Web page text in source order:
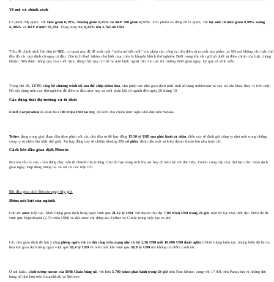
Vĩ mô và chính sách
Cổ phiếu Mỹ giảm, với Dow giảm 0,19%, Nasdaq giảm 0,95% và S&P 500 giảm 0,55%. Trái phiếu và đồng đô la giảm, với lợi suất 10 năm giảm 0,99% xuống
4,106%và DXY ở mức 97,334. Vàng tăng nhẹ 0,43% lên 3.762,48 USD.
Tiêu đề chính sách lớn đến từSEC, cơ quan này đã đề xuất một “miễn trừ đổi mới” cho phép các công ty tiền điện tử ra mắt sản phẩm tại Mỹ mà không cần tuân thủ
đầy đủ các quy định cũ ngay từ đầu. Chủ tịch Paul Atkins cho biết mục tiêu là khuyến khích thử nghiệm DeFi trong khi vẫn giữ nó dưới sự điều chỉnh của luật chứng
khoán. Nếu được thông qua vào cuối năm, động thái này có thể là một bước ngoặt lớn cho các thị trường DeFi giao ngay, ký quỹ và vĩnh viễn.
Trong khi đó, CFTC công bố chương trình tài sản thế chấp token hóa, cho phép các nhà giao dịch phái sinh sử dụng stablecoin và các tài sản khác thay vì tiền mặt.
Nó xây dựng trên các thử nghiệm đã diễn ra đầu năm nay và mời phản hồi từ ngành đến ngày 20 tháng 10.
Các động thái thị trường và tổ chức
Fitell Corporationđã đảm bảo 100 triệu USD tài trợ, dự kiến cho chiến lược ngân khố dựa trên Solana.
Tetherđang trong giai đoạn đầu đàm phán với các nhà đầu tư để huy động 15-20 tỷ USD qua phát hành tư nhân, điều này sẽ định giá công ty như một trong những
công ty tư nhân lớn nhất thế giới. Vụ huy động này sẽ chiếm khoảng 3% cổ phần, đánh dấu một sự kiện thanh khoản lớn nếu hoàn tất.
Cách bắt đầu giao dịch Bitcoin
Bitcoin vẫn là vua - vẫn đứng đầu, vẫn di chuyển thị trường. Cho dù bạn đang tích lũy sat hay đi toàn bộ với đòn bẩy, Toobit cung cấp mọi thứ bạn cần. Giao dịch
giao ngay, Hợp đồng tương lai và tất cả các tiện ích.
Bắt đầu giao dịch Bitcoin ngay bây giờ.
Điểm nổi bật của ngành
Cơn sốt astertiếp tục. Khối lượng giao dịch hàng ngày vượt qua 21,12 tỷ USD, với doanh thu đạt 7,04 triệu USD trong 24 giờ, một kỷ lục mọi thời đại. Điều đó đã
vượt qua Hyperliquid (2,79 triệu USD) và đặt aster chỉ đứng sau Tether và Circle trong việc tạo ra phí.
Các nhà giao dịch đã lưu ý rằng phòng ngừa rủi ro thủ công trên mạng nhẹ có lãi 2,56 USD mỗi 10.000 USD danh nghĩaở khối lượng hiện tại, nhưng biên độ bị thu
hẹp khi giao dịch hàng ngày vượt qua 28,4 tỷ USDvà biến mất khi vượt qua 38,8 tỷ USDmà không có điểm canh tác.
Ở nơi khác, cảnh tượng meme của BNB Chain bùng nổ, với hơn 5.700 token phát hành trong 24 giờtrên Four.Meme, cùng với 17.401 trên Pump.fun và những đợt
bùng nổ nhỏ hơn trên LaunchLab và Believe.